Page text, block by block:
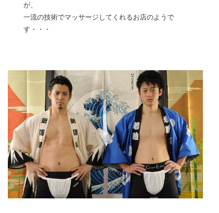
が、
一流の技術でマッサージしてくれるお店のようで
す・・・